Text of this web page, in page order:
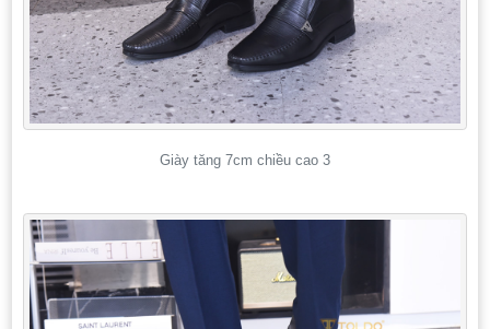
Giày tăng 7cm chiều cao 3